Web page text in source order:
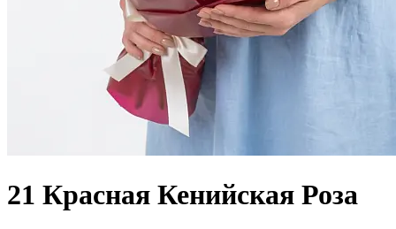
21 Красная Кенийская Роза